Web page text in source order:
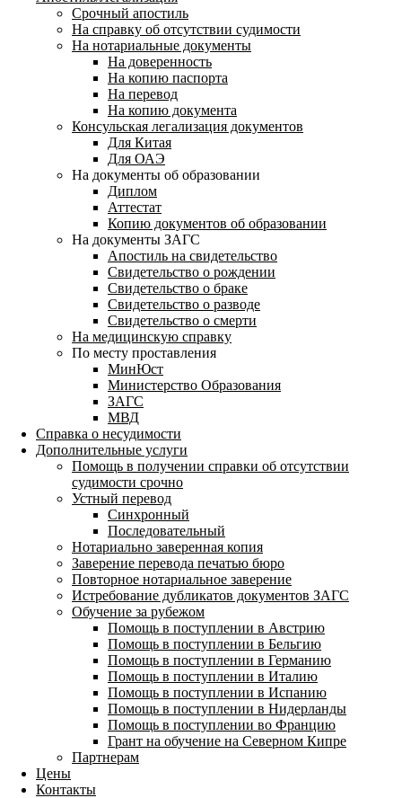
Срочный апостиль
На справку об отсутствии судимости
На нотариальные документы
На доверенность
На копию паспорта
На перевод
На копию документа
Консульская легализация документов
Для Китая
Для ОАЭ
На документы об образовании
Диплом
Аттестат
Копию документов об образовании
На документы ЗАГС
Апостиль на свидетельство
Свидетельство о рождении
Свидетельство о браке
Свидетельство о разводе
Свидетельство о смерти
На медицинскую справку
По месту проставления
МинЮст
Министерство Образования
ЗАГС
МВД
Справка о несудимости
Дополнительные услуги
Помощь в получении справки об отсутствии
судимости срочно
Устный перевод
Синхронный
Последовательный
Нотариально заверенная копия
Заверение перевода печатью бюро
Повторное нотариальное заверение
Истребование дубликатов документов ЗАГС
Обучение за рубежом
Помощь в поступлении в Австрию
Помощь в поступлении в Бельгию
Помощь в поступлении в Германию
Помощь в поступлении в Италию
Помощь в поступлении в Испанию
Помощь в поступлении в Нидерланды
Помощь в поступлении во Францию
Грант на обучение на Северном Кипре
Партнерам
Цены
Контакты